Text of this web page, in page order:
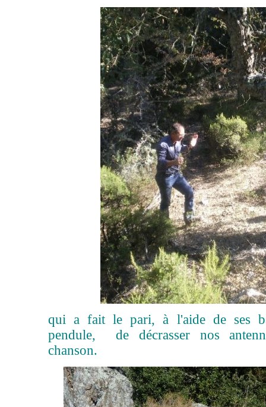
qui a fait le pari, à l'aide de ses
pendule, de décrasser nos
chanson.